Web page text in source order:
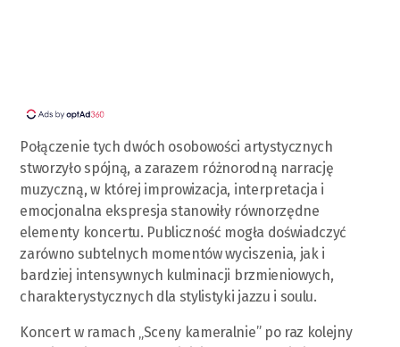
Połączenie tych dwóch osobowości artystycznych
stworzyło spójną, a zarazem różnorodną narrację
muzyczną, w której improwizacja, interpretacja i
emocjonalna ekspresja stanowiły równorzędne
elementy koncertu. Publiczność mogła doświadczyć
zarówno subtelnych momentów wyciszenia, jak i
bardziej intensywnych kulminacji brzmieniowych,
charakterystycznych dla stylistyki jazzu i soulu.
Koncert w ramach „Sceny kameralnie” po raz kolejny